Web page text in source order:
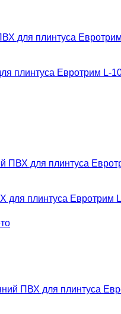
плинтуса Евротрим L-
для плинтуса Евротрим